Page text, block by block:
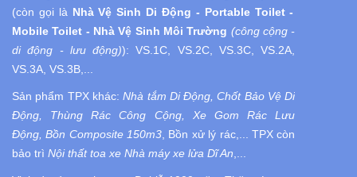
(còn gọi là Nhà Vệ Sinh Di Động - Portable Toilet -
Mobile Toilet - Nhà Vệ Sinh Môi Trường (công cộng -
di động - lưu động)): VS.1C, VS.2C, VS.3C, VS.2A,
VS.3A, VS.3B,...
Sản phẩm TPX khác:Nhà tắm Di Động, Chốt Bảo Vệ Di
Động, Thùng Rác Công Cộng, Xe Gom Rác Lưu
Động, Bồn Composite 150m3 , Bồn xử lý rác,... TPX còn
bảo trì Nội thất toa xe Nhà máy xe lửa Dĩ An